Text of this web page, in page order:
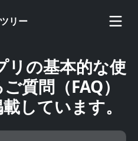
の基本的な使
質問（FAQ）
しています。